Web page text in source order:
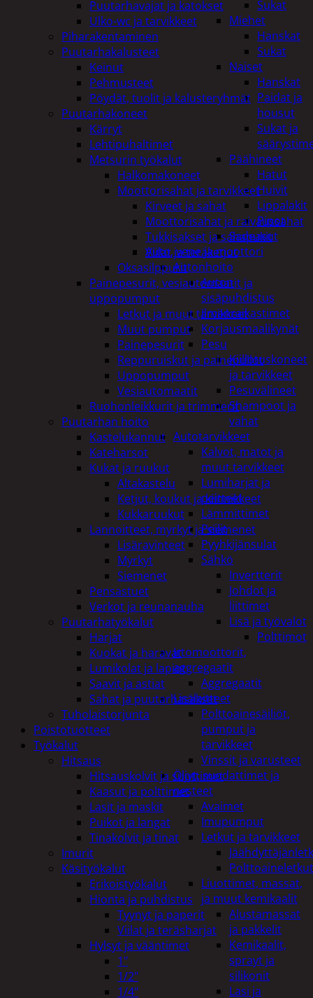
Sukat
Miehet
Hanskat
Sukat
Naiset
Hanskat
Paidat ja
housut
Sukat ja
Päähineet
Hatut
Huivit
Lippalakit
Pipot
Sadeasut
Auto, vene ja moottori
Autonhoito
Auton
sisäpuhdistus
Ilmanraikastimet
Korjausmaalikynät
Pesu
Kiillotuskoneet
ja tarvikkeet
Pesuvälineet
Shampoot ja
vahat
Autotarvikkeet
Kalvot, matot ja
muut tarvikkeet
Lumiharjat ja
peitteet
Lämmittimet
Peilit
Pyyhkijänsulat
Sähkö
Invertterit
Johdot ja
liittimet
Lisä ja työvalot
Polttimot
Irtomoottorit,
aggregaatit
Aggregaatit
Lisälaitteet
Polttoainesäiliöt,
pumput ja
tarvikkeet
Vinssit ja varusteet
Öljyt, suodattimet ja
nesteet
Avaimet
Imupumput
Letkut ja tarvikkeet
Polttoaineletkut
Liuottimet, massat,
ja muut kemikaalit
Alustamassat
ja pakkelit
Kemikaalit,
sprayt ja
silikonit
Lasi ja
Puutarhavajat ja katokset
Ulko-wc ja tarvikkeet
Piharakentaminen
Puutarhakalusteet
Keinut
Pehmusteet
Pöydät, tuolit ja kalusteryhmät
Puutarhakoneet
Kärryt
Lehtipuhaltimet
Metsurin työkalut
Halkomakoneet
Moottorisahat ja tarvikkeet
Kirveet ja sahat
Moottorisahat ja raivaussahat
Tukkisakset ja sahapukit
Viilat ja teräketjut
Oksasilppurit
Painepesurit, vesiautomaatit ja
uppopumput
Letkut ja muut tarvikkeet
Muut pumput
Painepesurit
Reppuruiskut ja painepullot
Uppopumput
Vesiautomaatit
Ruohonleikkurit ja trimmerit
Puutarhan hoito
Kastelukannut
Kateharsot
Kukat ja ruukut
Altakastelu
Ketjut, koukut ja kiinnikkeet
Kukkaruukut
Lannoitteet, myrkyt ja siemenet
Lisäravinteet
Myrkyt
Siemenet
Pensastuet
Verkot ja reunanauha
Puutarhatyökalut
Harjat
Kuokat ja haravat
Lumikolat ja lapiot
Saavit ja astiat
Sahat ja puutarhasakset
Tuholaistorjunta
Poistotuotteet
Työkalut
Hitsaus
Hitsauskolvit ja suuttimet
Kaasut ja polttimet
Lasit ja maskit
Puikot ja langat
Tinakolvit ja tinat
Imurit
Käsityökalut
Erikoistyökalut
Hionta ja puhdistus
Tyynyt ja paperit
Viilat ja teräsharjat
Hylsyt ja vääntimet
1"
1/2"
1/4"